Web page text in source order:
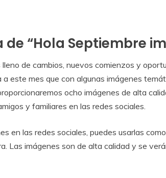
“Hola Septiembre
de cambios, nuevos comienzos y
este mes que con algunas imágenes
ocho imágenes de alta
y familiares en las redes sociales.
en las redes sociales, puedes usarlas
Las imágenes son de alta calidad y se